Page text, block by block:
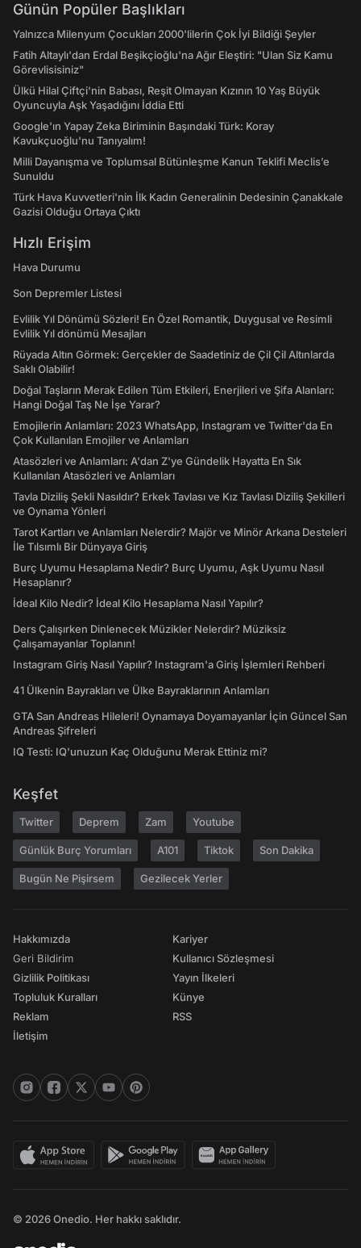
Günün Popüler Başlıkları
Yalnızca Milenyum Çocukları 2000'lilerin Çok İyi Bildiği Şeyler
Fatih Altaylı'dan Erdal Beşikçioğlu'na Ağır Eleştiri: "Ulan Siz Kamu
Görevlisisiniz"
Ülkü Hilal Çiftçi'nin Babası, Reşit Olmayan Kızının 10 Yaş Büyük
Oyuncuyla Aşk Yaşadığını İddia Etti
Google'ın Yapay Zeka Biriminin Başındaki Türk: Koray
Kavukçuoğlu'nu Tanıyalım!
Milli Dayanışma ve Toplumsal Bütünleşme Kanun Teklifi Meclis’e
Sunuldu
Türk Hava Kuvvetleri'nin İlk Kadın Generalinin Dedesinin Çanakkale
Gazisi Olduğu Ortaya Çıktı
Hızlı Erişim
Hava Durumu
Son Depremler Listesi
Evlilik Yıl Dönümü Sözleri! En Özel Romantik, Duygusal ve Resimli
Evlilik Yıl dönümü Mesajları
Rüyada Altın Görmek: Gerçekler de Saadetiniz de Çil Çil Altınlarda
Saklı Olabilir!
Doğal Taşların Merak Edilen Tüm Etkileri, Enerjileri ve Şifa Alanları:
Hangi Doğal Taş Ne İşe Yarar?
Emojilerin Anlamları: 2023 WhatsApp, Instagram ve Twitter'da En
Çok Kullanılan Emojiler ve Anlamları
Atasözleri ve Anlamları: A'dan Z'ye Gündelik Hayatta En Sık
Kullanılan Atasözleri ve Anlamları
Tavla Diziliş Şekli Nasıldır? Erkek Tavlası ve Kız Tavlası Diziliş Şekilleri
ve Oynama Yönleri
Tarot Kartları ve Anlamları Nelerdir? Majör ve Minör Arkana Desteleri
İle Tılsımlı Bir Dünyaya Giriş
Burç Uyumu Hesaplama Nedir? Burç Uyumu, Aşk Uyumu Nasıl
Hesaplanır?
İdeal Kilo Nedir? İdeal Kilo Hesaplama Nasıl Yapılır?
Ders Çalışırken Dinlenecek Müzikler Nelerdir? Müziksiz
Çalışamayanlar Toplanın!
Instagram Giriş Nasıl Yapılır? Instagram'a Giriş İşlemleri Rehberi
41 Ülkenin Bayrakları ve Ülke Bayraklarının Anlamları
GTA San Andreas Hileleri! Oynamaya Doyamayanlar İçin Güncel San
Andreas Şifreleri
IQ Testi: IQ'unuzun Kaç Olduğunu Merak Ettiniz mi?
Keşfet
Twitter Deprem Zam Youtube
Günlük Burç Yorumları A101 Tiktok Son Dakika
Bugün Ne Pişirsem Gezilecek Yerler
Hakkımızda
Geri Bildirim
Gizlilik Politikası
Topluluk Kuralları
Reklam
İletişim
Kariyer
Kullanıcı Sözleşmesi
Yayın İlkeleri
Künye
RSS
© 2026 Onedio. Her hakkı saklıdır.